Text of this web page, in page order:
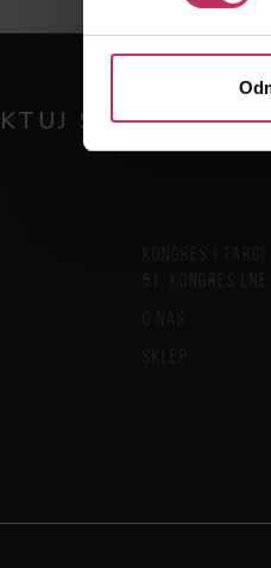
SIĘ Z
KONGRES I TARGI
51. KONGRES LNE
O NAS
SKLEP